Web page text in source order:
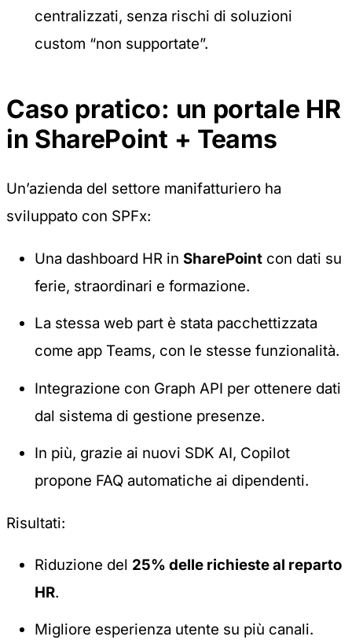
centralizzati, senza rischi di soluzioni
custom “non supportate”.
Caso pratico: un portale HR
in SharePoint + Teams
Un’azienda del settore manifatturiero ha
sviluppato con SPFx:
Una dashboard HR inSharePoint con dati su
ferie, straordinari e formazione.
La stessa web part è stata pacchettizzata
come app Teams, con le stesse funzionalità.
Integrazione con Graph API per ottenere dati
dal sistema di gestione presenze.
In più, grazie ai nuovi SDK AI, Copilot
propone FAQ automatiche ai dipendenti.
Risultati:
Riduzione del 25% delle richieste al reparto
HR.
Migliore esperienza utente su più canali.